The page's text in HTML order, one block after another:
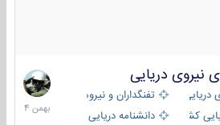
دریایی
تفنگداران و نیروهای ویژه‌ی دریایی
کشورهای مختلفدانشنامه دریایی
22
بهمن
1404